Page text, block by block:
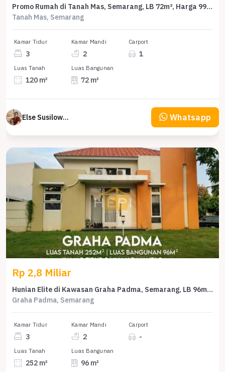
Promo Rumah di Tanah Mas, Semarang, LB 72m², Harga 990 Juta
Tanah Mas, Semarang
Kamar Tidur
3
Kamar Mandi
2
Carport
1
Luas Tanah
120 m²
Luas Bangunan
72 m²
Else Susilowaty Whatsapp
Rp 2,8 Miliar
Hunian Elite di Kawasan Graha Padma, Semarang, LB 96m², Harga 2,8 Miliar
Graha Padma, Semarang
Kamar Tidur
3
Kamar Mandi
2
Carport
-
Luas Tanah
252 m²
Luas Bangunan
96 m²